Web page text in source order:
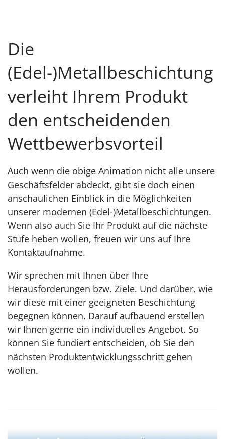
Die
(Edel-)Metallbeschichtung
verleiht Ihrem Produkt
den entscheidenden
Wettbewerbsvorteil
Auch wenn die obige Animation nicht alle unsere
Geschäftsfelder abdeckt, gibt sie doch einen
anschaulichen Einblick in die Möglichkeiten
unserer modernen (Edel-)Metallbeschichtungen.
Wenn also auch Sie Ihr Produkt auf die nächste
Stufe heben wollen, freuen wir uns auf Ihre
Kontaktaufnahme.
Wir sprechen mit Ihnen über Ihre
Herausforderungen bzw. Ziele. Und darüber, wie
wir diese mit einer geeigneten Beschichtung
begegnen können. Darauf aufbauend erstellen
wir Ihnen gerne ein individuelles Angebot. So
können Sie fundiert entscheiden, ob Sie den
nächsten Produktentwicklungsschritt gehen
wollen.